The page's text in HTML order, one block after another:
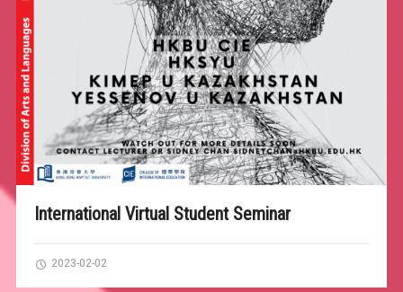
International Virtual Student Seminar
2023-02-02